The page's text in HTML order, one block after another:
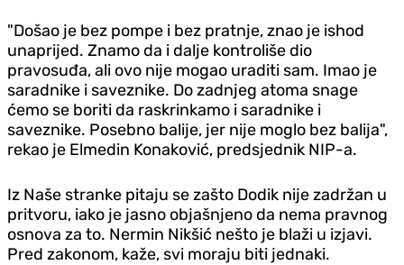
"Došao je bez pompe i bez pratnje, znao je ishod
unaprijed. Znamo da i dalje kontroliše dio
pravosuđa, ali ovo nije mogao uraditi sam. Imao je
saradnike i saveznike. Do zadnjeg atoma snage
ćemo se boriti da raskrinkamo i saradnike i
saveznike. Posebno balije, jer nije moglo bez balija",
rekao je Elmedin Konaković, predsjednik NIP-a.
Iz Naše stranke pitaju se zašto Dodik nije zadržan u
pritvoru, iako je jasno objašnjeno da nema pravnog
osnova za to. Nermin Nikšić nešto je blaži u izjavi.
Pred zakonom, kaže, svi moraju biti jednaki.